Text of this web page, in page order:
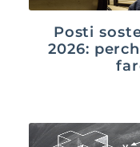
Posti
2026: